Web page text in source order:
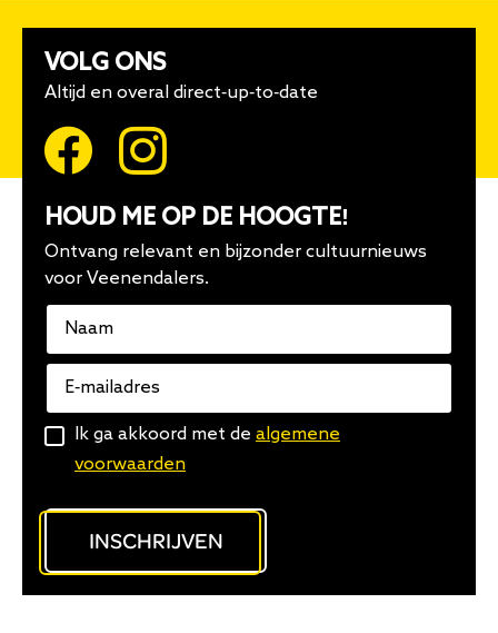
VOLG ONS
Altijd en overal direct-up-to-date
HOUD ME OP DE HOOGTE!
Ontvang relevant en bijzonder cultuurnieuws
voor Veenendalers.
Naam
Algemene
voorwaarden
Ik ga akkoord met de algemene
voorwaarden
INSCHRIJVEN